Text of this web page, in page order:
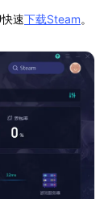
速下载Steam。